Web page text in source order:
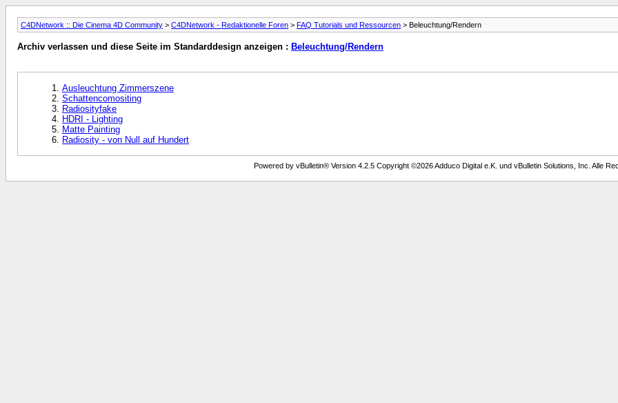
C4DNetwork :: Die Cinema 4D Community > C4DNetwork - Redaktionelle Foren > FAQ Tutorials und Ressourcen > Beleuchtung/Rendern
Archiv verlassen und diese Seite im Standarddesign anzeigen : Beleuchtung/Rendern
Ausleuchtung Zimmerszene
Schattencomositing
Radiosityfake
HDRI - Lighting
Matte Painting
Radiosity - von Null auf Hundert
Powered by vBulletin® Version 4.2.5 Copyright ©2026 Adduco Digital e.K. und vBulletin Solutions, Inc. Alle